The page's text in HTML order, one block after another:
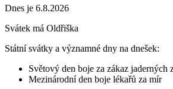
Dnes je 6.8.2026
Svátek má Oldřiška
Státní svátky a významné dny na dnešek:
Světový den boje za zákaz jaderných
Mezinárodní den boje lékařů za mír